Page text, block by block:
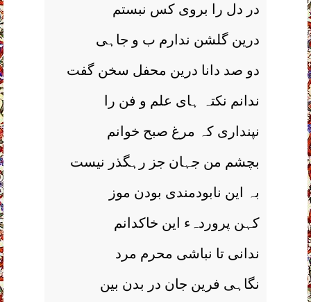
در دل را بروی کس نبستم
درین گلشن ندارم ب و جاہی
دو صد دانا درین محفل سخن گفت
ندانم نکتہ ہای علم و فن را
نپنداری کہ مرغ صبح خوانم
بچشم من جہان جز رہگذر نیست
بہ این نابودمندی بودن موز
کہن پروردہء این خاکدانم
ندانی تا نباشی محرم مرد
نگاہی فرین جان در بدن بین